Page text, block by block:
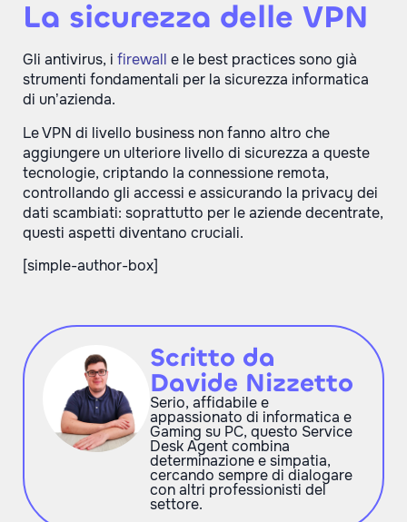
La sicurezza delle VPN
Gli antivirus, i firewall e le best practices sono già
strumenti fondamentali per la sicurezza informatica
di un’azienda.
Le VPN di livello business non fanno altro che
aggiungere un ulteriore livello di sicurezza a queste
tecnologie, criptando la connessione remota,
controllando gli accessi e assicurando la privacy dei
dati scambiati: soprattutto per le aziende decentrate,
questi aspetti diventano cruciali.
[simple-author-box]
Scritto da
Davide Nizzetto
Serio, affidabile e
appassionato di informatica e
Gaming su PC, questo Service
Desk Agent combina
determinazione e simpatia,
cercando sempre di dialogare
con altri professionisti del
settore.